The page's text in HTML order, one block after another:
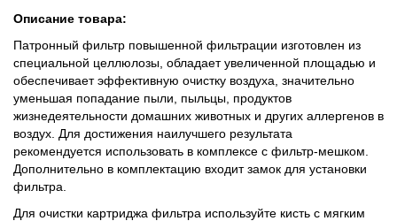
Описание товара:
Патронный фильтр повышенной фильтрации изготовлен из
специальной целлюлозы, обладает увеличенной площадью и
обеспечивает эффективную очистку воздуха, значительно
уменьшая попадание пыли, пыльцы, продуктов
жизнедеятельности домашних животных и других аллергенов в
воздух. Для достижения наилучшего результата
рекомендуется использовать в комплексе с фильтр-мешком.
Дополнительно в комплектацию входит замок для установки
фильтра.
Для очистки картриджа фильтра используйте кисть с мягким